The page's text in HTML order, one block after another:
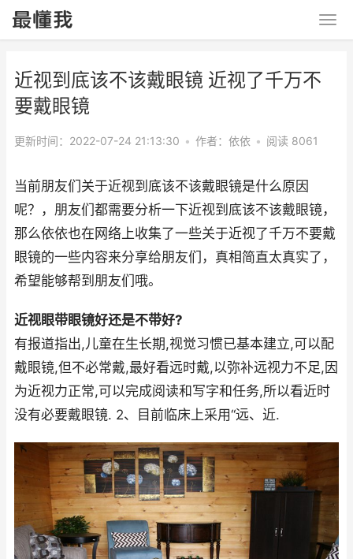
近视到底该不该戴眼镜 近视了千万不
要戴眼镜
更新时间：2022-07-24 21:13:30 • 作者：依依 • 阅读 8061
当前朋友们关于近视到底该不该戴眼镜是什么原因
呢？，朋友们都需要分析一下近视到底该不该戴眼镜，
那么依依也在网络上收集了一些关于近视了千万不要戴
眼镜的一些内容来分享给朋友们，真相简直太真实了，
希望能够帮到朋友们哦。
近视眼带眼镜好还是不带好?
有报道指出,儿童在生长期,视觉习惯已基本建立,可以配
戴眼镜,但不必常戴,最好看远时戴,以弥补远视力不足,因
为近视力正常,可以完成阅读和写字和任务,所以看近时
没有必要戴眼镜. 2、目前临床上采用“远、近.